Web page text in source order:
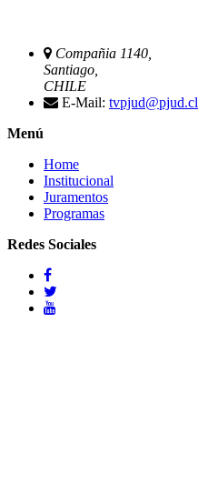
Compañia 1140,
Santiago,
CHILE
E-Mail: tvpjud@pjud.cl
Menú
Home
Institucional
Juramentos
Programas
Redes Sociales